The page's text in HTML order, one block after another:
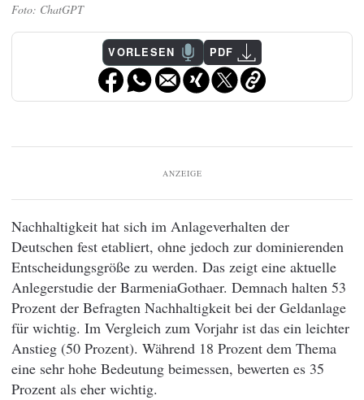
ChatGPT
VORLESEN PDF
ANZEIGE
Nachhaltigkeit hat sich im Anlageverhalten der
Deutschen fest etabliert, ohne jedoch zur dominierenden
Entscheidungsgröße zu werden. Das zeigt eine aktuelle
Anlegerstudie der BarmeniaGothaer. Demnach halten 53
Prozent der Befragten Nachhaltigkeit bei der Geldanlage
für wichtig. Im Vergleich zum Vorjahr ist das ein leichter
Anstieg (50 Prozent). Während 18 Prozent dem Thema
eine sehr hohe Bedeutung beimessen, bewerten es 35
Prozent als eher wichtig.